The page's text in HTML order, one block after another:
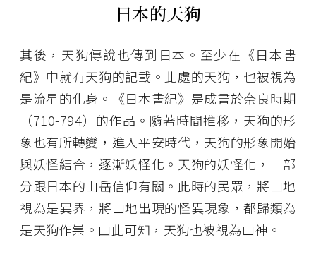
日本的天狗
其後，天狗傳說也傳到日本。至少在《日本書
紀》中就有天狗的記載。此處的天狗，也被視為
是流星的化身。《日本書紀》是成書於奈良時期
（710-794）的作品。隨著時間推移，天狗的形
象也有所轉變，進入平安時代，天狗的形象開始
與妖怪結合，逐漸妖怪化。天狗的妖怪化，一部
分跟日本的山岳信仰有關。此時的民眾，將山地
視為是異界，將山地出現的怪異現象，都歸類為
是天狗作祟。由此可知，天狗也被視為山神。